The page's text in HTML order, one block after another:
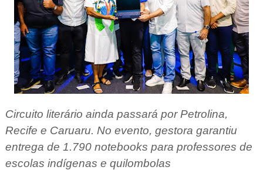
Circuito literário ainda passará por Petrolina,
Recife e Caruaru. No evento, gestora garantiu
entrega de 1.790 notebooks para professores de
escolas indígenas e quilombolas